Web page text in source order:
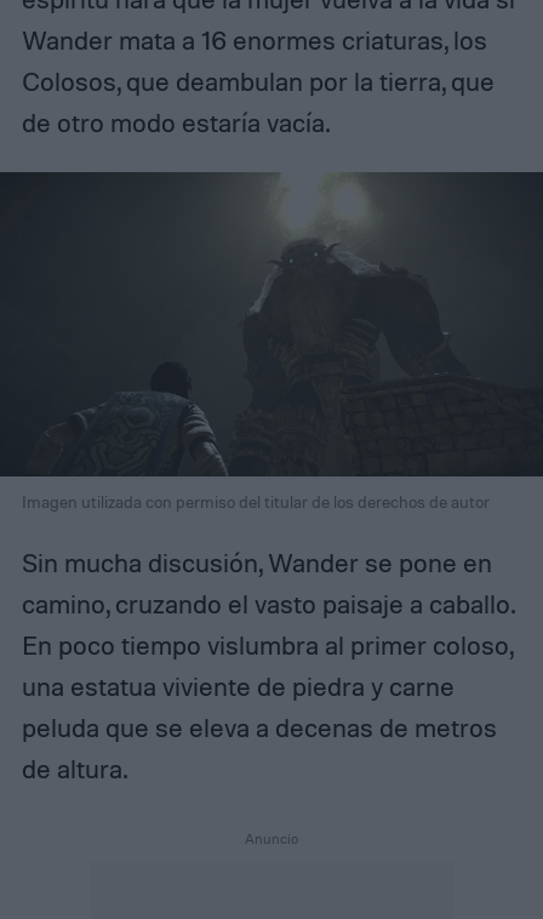
Wander mata a 16 enormes criaturas, los
Colosos, que deambulan por la tierra, que
de otro modo estaría vacía.
Imagen utilizada con permiso del titular de los derechos de autor
Sin mucha discusión, Wander se pone en
camino, cruzando el vasto paisaje a caballo.
En poco tiempo vislumbra al primer coloso,
una estatua viviente de piedra y carne
peluda que se eleva a decenas de metros
de altura.